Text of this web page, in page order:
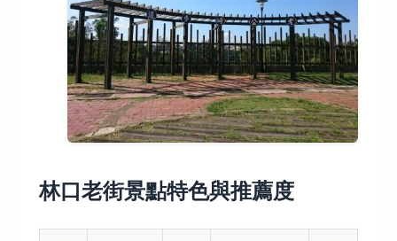
林口老街景點特色與推薦度